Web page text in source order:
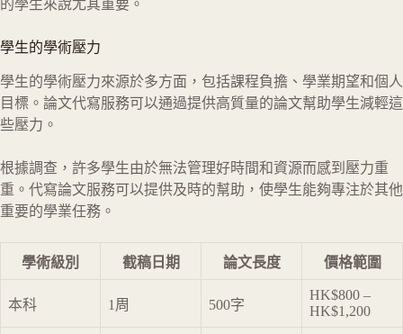
的學生來說尤其重要。
學生的學術壓力
學生的學術壓力來源於多方面，包括課程負擔、學業期望和個人
目標。論文代寫服務可以通過提供高質量的論文幫助學生減輕這
些壓力。
根據調查，許多學生由於無法管理好時間和資源而感到壓力重
重。代寫論文服務可以提供及時的幫助，使學生能夠專注於其他
重要的學業任務。
學術級別 截稿日期 論文長度 價格範圍
本科 1周 500字
HK$800 –
HK$1,200